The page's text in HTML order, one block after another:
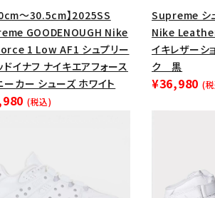
search
カテゴリーから探す
～30.5cm】2025SS
GOODENOUGH Nike
1 Low AF1 シュプリー
ドイナフ ナイキエアフォース
ーカー シューズ ホワイト
(税込)
Supreme シ
Nike
イキレザーシ
ク 黒
¥36,980 (